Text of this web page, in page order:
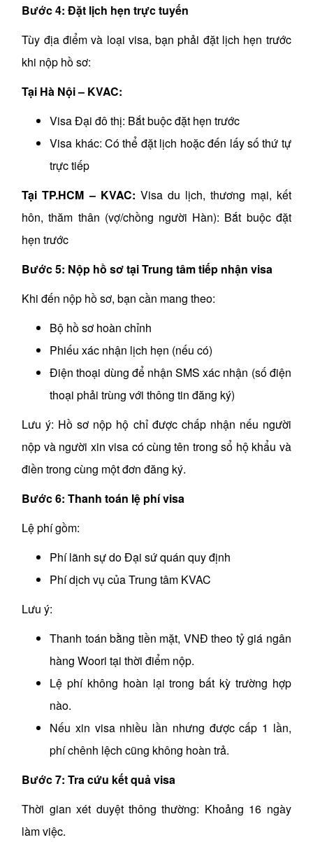
Bước 4: Đặt lịch hẹn trực tuyến
Tùy địa điểm và loại visa, bạn phải đặt lịch hẹn trước
khi nộp hồ sơ:
Tại Hà Nội – KVAC:
Visa Đại đô thị: Bắt buộc đặt hẹn trước
Visa khác: Có thể đặt lịch hoặc đến lấy số thứ tự
trực tiếp
Tại TP.HCM – KVAC: Visa du lịch, thương mại, kết
hôn, thăm thân (vợ/chồng người Hàn): Bắt buộc đặt
hẹn trước
Bước 5: Nộp hồ sơ tại Trung tâm tiếp nhận visa
Khi đến nộp hồ sơ, bạn cần mang theo:
Bộ hồ sơ hoàn chỉnh
Phiếu xác nhận lịch hẹn (nếu có)
Điện thoại dùng để nhận SMS xác nhận (số điện
thoại phải trùng với thông tin đăng ký)
Lưu ý: Hồ sơ nộp hộ chỉ được chấp nhận nếu người
nộp và người xin visa có cùng tên trong sổ hộ khẩu và
điền trong cùng một đơn đăng ký.
Bước 6: Thanh toán lệ phí visa
Lệ phí gồm:
Phí lãnh sự do Đại sứ quán quy định
Phí dịch vụ của Trung tâm KVAC
Lưu ý:
Thanh toán bằng tiền mặt, VNĐ theo tỷ giá ngân
hàng Woori tại thời điểm nộp.
Lệ phí không hoàn lại trong bất kỳ trường hợp
nào.
Nếu xin visa nhiều lần nhưng được cấp 1 lần,
phí chênh lệch cũng không hoàn trả.
Bước 7: Tra cứu kết quả visa
Thời gian xét duyệt thông thường: Khoảng 16 ngày
làm việc.